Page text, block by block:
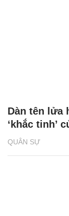
QUÂN SỰ
Dàn tên lửa
‘khắc tinh’